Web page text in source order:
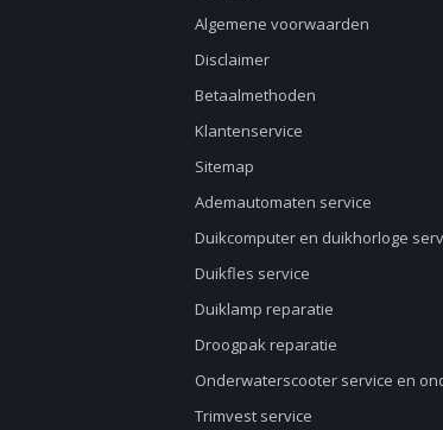
Algemene voorwaarden
Disclaimer
Betaalmethoden
Klantenservice
Sitemap
Ademautomaten service
Duikcomputer en duikhorloge
Duikfles service
Duiklamp reparatie
Droogpak reparatie
Onderwaterscooter service en
Trimvest service